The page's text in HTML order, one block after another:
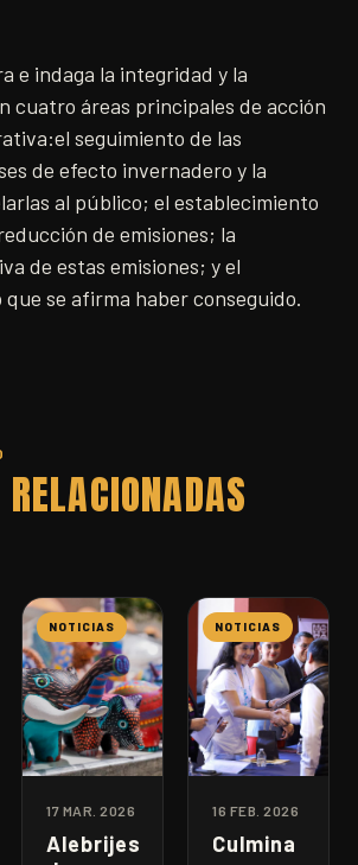
e indaga la integridad y la
cuatro áreas principales de acción
seguimiento de las
de efecto invernadero y la
al público; el establecimiento
de emisiones; la
de estas emisiones; y el
se afirma haber conseguido.
RELACIONADAS
NOTICIAS
17 MAR. 2026
Alebrijes
NOTICIAS
16 FEB. 2026
Culmina